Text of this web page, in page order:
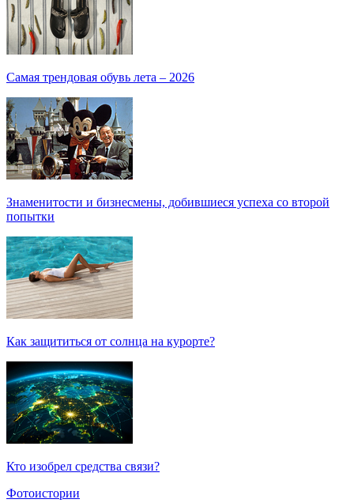
Самая трендовая обувь лета – 2026
Знаменитости и бизнесмены, добившиеся успеха со второй
попытки
Как защититься от солнца на курорте?
Кто изобрел средства связи?
Фотоистории